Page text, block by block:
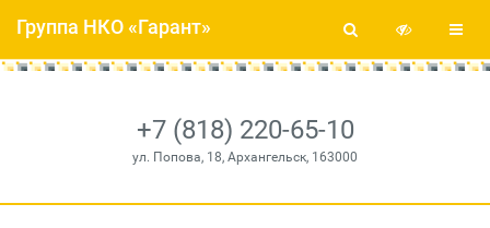
+7 (818) 220-65-10
ул. Попова, 18, Архангельск, 163000
Группа НКО «Гарант»